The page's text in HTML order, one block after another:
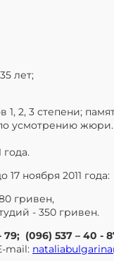
лет;
2, 3 степени;
усмотрению жюри.
17 ноября 2011
гривен,
- 350 гривен.
79; (096) 537 – 40 -
mail: